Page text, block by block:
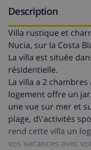
Description
Villa rustique et
Nucia, sur la Costa
La villa est située
résidentielle.
La villa a 2
logement offre un
une vue sur mer et
plage, d\'activités
rend cette villa un
vos vacances avec